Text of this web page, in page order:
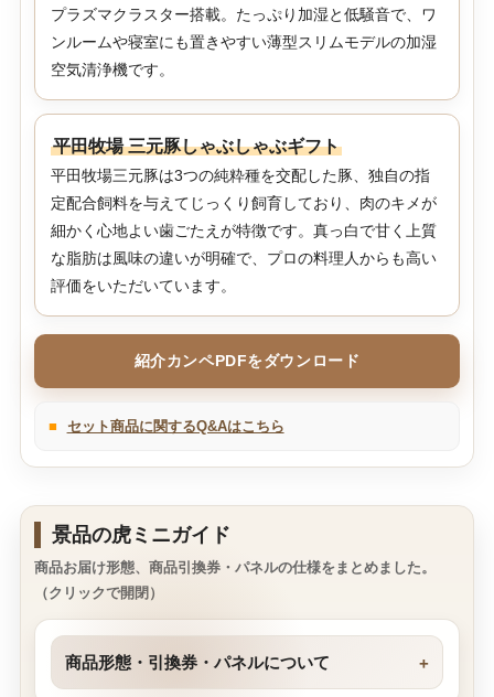
プラズマクラスター搭載。たっぷり加湿と低騒音で、ワ
ンルームや寝室にも置きやすい薄型スリムモデルの加湿
空気清浄機です。
平田牧場 三元豚しゃぶしゃぶギフト
平田牧場三元豚は3つの純粋種を交配した豚、独自の指
定配合飼料を与えてじっくり飼育しており、肉のキメが
細かく心地よい歯ごたえが特徴です。真っ白で甘く上質
な脂肪は風味の違いが明確で、プロの料理人からも高い
評価をいただいています。
紹介カンペPDFをダウンロード
■ セット商品に関するQ&Aはこちら
景品の虎ミニガイド
商品お届け形態、商品引換券・パネルの仕様をまとめました。
（クリックで開閉）
商品形態・引換券・パネルについて